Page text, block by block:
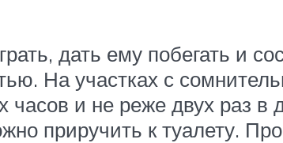
дать ему побегать и
На участках с
часов и не реже двух раз
приручить к туалету.